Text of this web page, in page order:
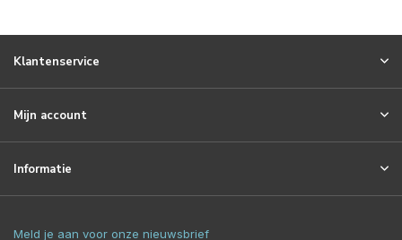
Klantenservice
Mijn account
Informatie
Meld je aan voor onze nieuwsbrief